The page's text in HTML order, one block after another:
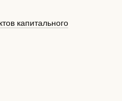
капитального